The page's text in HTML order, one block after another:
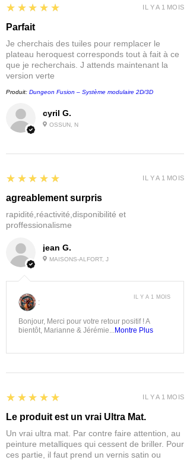
cyril G.
OSSUN, N
5
★★★★★
Parfait
Je cherchais des tuiles pour remplacer le
plateau heroquest corresponds tout à fait à ce
que je recherchais. J attends maintenant la
version verte
Produit: Dungeon Fusion – Système modulaire 2D/3D
IL Y A 1 MOIS
jean G.
MAISONS-ALFORT, J
5
★★★★★
agreablement surpris
rapidité,réactivité,disponibilité et
proffessionalisme
IL Y A 1 MOIS
:
Bonjour, Merci pour votre retour positif ! A
bientôt, Marianne & Jérémie...Montre Plus
IL Y A 1 MOIS
5
★★★★★
Le produit est un vrai Ultra Mat.
Un vrai ultra mat. Par contre faire attention, au
peinture metalliques qui cessent de briller. Pour
ces partie, il faut prend un vernis satin ou
IL Y A 1 MOIS